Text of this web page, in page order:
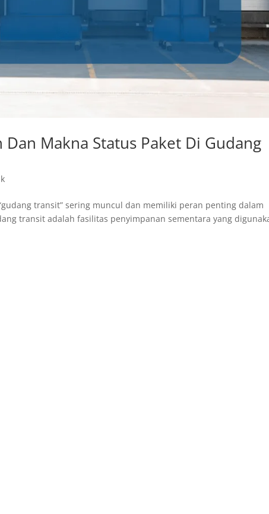
Makna Status Paket Di Gudang
transit” sering muncul dan memiliki peran penting dalam
transit adalah fasilitas penyimpanan sementara yang